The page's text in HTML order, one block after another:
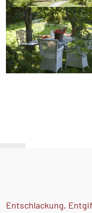
Entschlackung,